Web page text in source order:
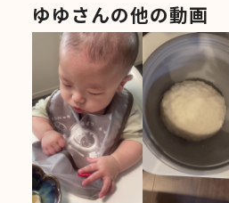
ゆゆさんの他の動画